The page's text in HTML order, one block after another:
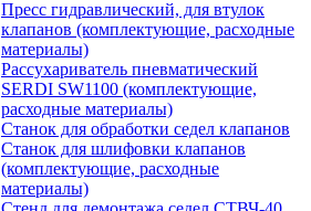
Пресс гидравлический, для втулок
клапанов (комплектующие, расходные
материалы)
Рассухариватель пневматический
SERDI SW1100 (комплектующие,
расходные материалы)
Станок для обработки седел клапанов
Станок для шлифовки клапанов
(комплектующие, расходные
материалы)